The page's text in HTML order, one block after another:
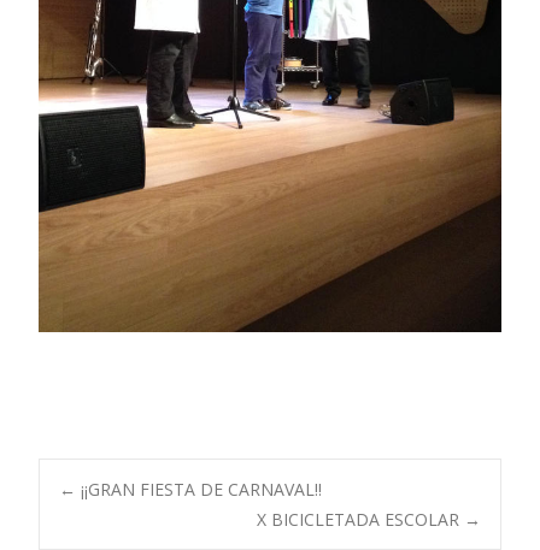
Navegación
← ¡¡GRAN FIESTA DE CARNAVAL!!
X BICICLETADA ESCOLAR →